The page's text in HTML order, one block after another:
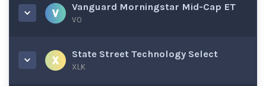
Vanguard Morningstar Mid-Cap ET
VO
State Street Technology Select
XLK